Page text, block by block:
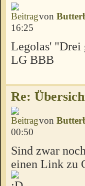
von
16:25
Legolas' "Drei
LG BBB
Re:
von
00:50
Sind zwar
einen Link zu